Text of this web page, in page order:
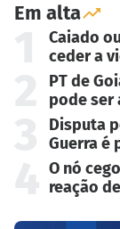
Em alta
Caiado
ceder a
PT de
pode ser
Disputa
Guerra é
O nó
reação